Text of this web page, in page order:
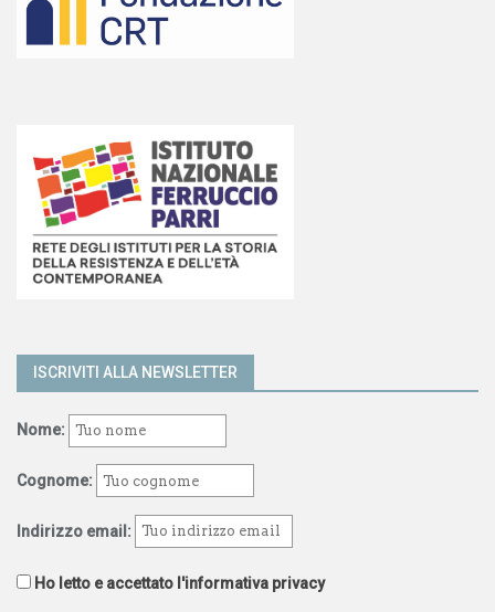
ISCRIVITI ALLA NEWSLETTER
Nome:
Cognome:
Indirizzo email:
Ho letto e accettato l'informativa privacy